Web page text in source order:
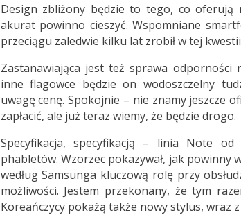
Design zbliżony będzie to tego, co oferują
akurat powinno cieszyć. Wspomniane
przeciągu zaledwie kilku lat zrobił w tej
Zastanawiająca jest też sprawa odporności
inne flagowce będzie on wodoszczelny
uwagę cenę. Spokojnie – nie znamy jeszcze
zapłacić, ale już teraz wiemy, że będzie drogo.
Specyfikacja, specyfikacją – linia Note od
phabletów. Wzorzec pokazywał, jak powinny
według Samsunga kluczową rolę przy
możliwości. Jestem przekonany, że tym
Koreańczycy pokażą także nowy stylus, wraz